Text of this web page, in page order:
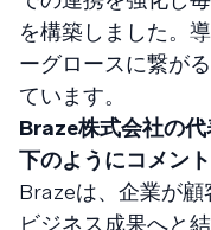
を構築しました。
ーグロースに繋が
ています。
Braze株式会社の
下のようにコメント
Brazeは、企業が
ビジネス成果へと